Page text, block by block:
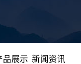
品展示 新闻资讯